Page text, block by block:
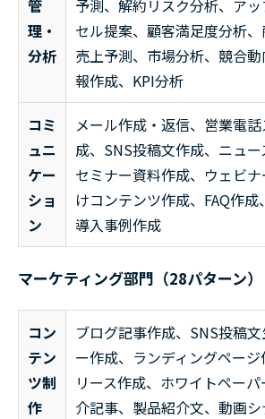
管
理・
分析
予測、解約リスク分析、ア
セル提案、顧客満足度分析、
売上予測、市場分析、競合
報作成、KPI分析
コミ
ュニ
ケー
ショ
ン
メール作成・返信、営業電
成、SNS投稿文作成、ニュー
セミナー資料作成、ウェビ
けコンテンツ作成、FAQ作成
導入事例作成
マーケティング部門（28パターン）
コン
テン
ツ制
作
ブログ記事作成、SNS投稿
ー作成、ランディングペー
リース作成、ホワイトペー
介記事、製品紹介文、動画